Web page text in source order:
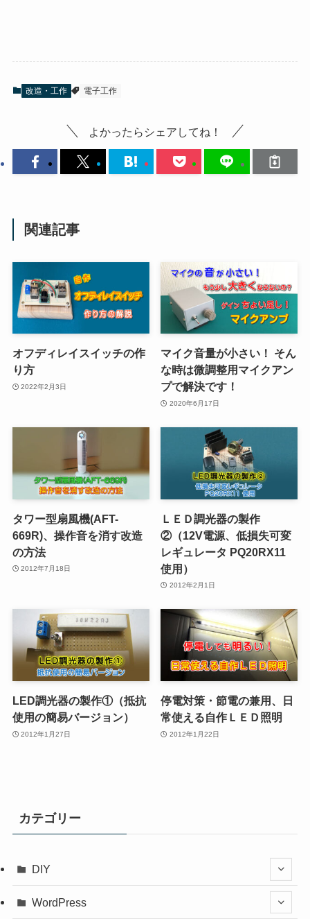
改造・工作 電子工作
よかったらシェアしてね！
関連記事
オフディレイスイッチの作
り方
2022年2月3日
マイク音量が小さい！ そん
な時は微調整用マイクアン
プで解決です！
2020年6月17日
タワー型扇風機(AFT-
669R)、操作音を消す改造
の方法
2012年7月18日
ＬＥＤ調光器の製作
②（12V電源、低損失可変
レギュレータ PQ20RX11
使用）
2012年2月1日
LED調光器の製作①（抵抗
使用の簡易バージョン）
2012年1月27日
停電対策・節電の兼用、日
常使える自作ＬＥＤ照明
2012年1月22日
カテゴリー
DIY
WordPress